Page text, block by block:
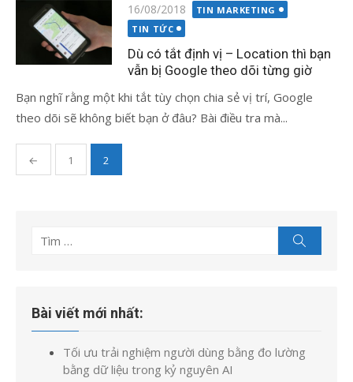
Đăng
vào
16/08/2018
TIN MARKETING
TIN TỨC
Dù có tắt định vị – Location thì bạn
vẫn bị Google theo dõi từng giờ
Bạn nghĩ rằng một khi tắt tùy chọn chia sẻ vị trí, Google
theo dõi sẽ không biết bạn ở đâu? Bài điều tra mà...
Phân
trang
← 1 2
Tìm
kiếm
Bài viết mới nhất:
Tối ưu trải nghiệm người dùng bằng đo lường
bằng dữ liệu trong kỷ nguyên AI